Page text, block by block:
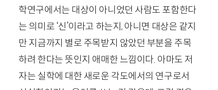
학연구에서는 대상이 아니었던 사람도 포함한다
는 의미로 ‘신’이라고 하는지, 아니면 대상은 같지
만 지금까지 별로 주목받지 않았던 부분을 주목
하려 한다는 뜻인지 애매한 느낌이다. 아마도 저
자는 실학에 대한 새로운 각도에서의 연구로서